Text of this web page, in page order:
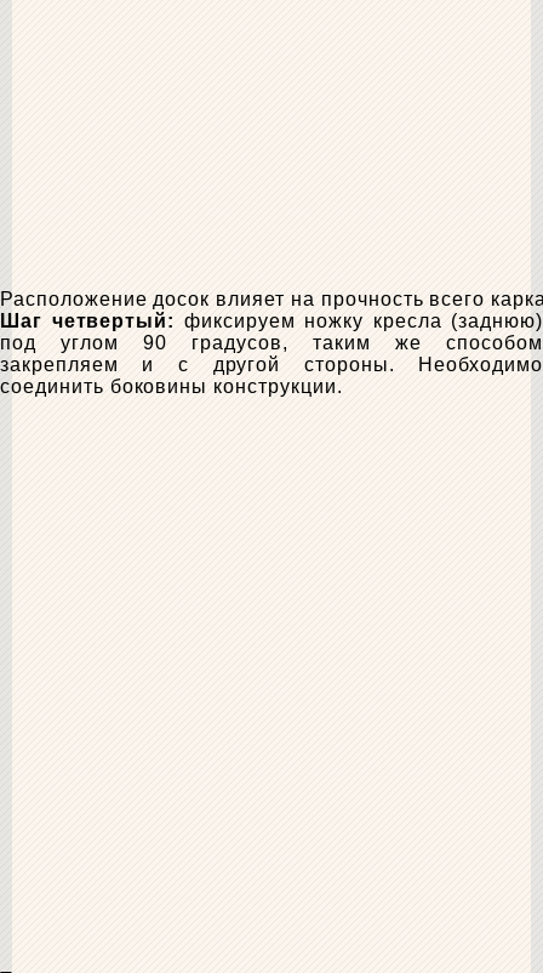
Расположение досок влияет на прочность всего
Шаг четвертый: фиксируем ножку кресла (заднюю)
под углом 90 градусов, таким же способом
закрепляем и с другой стороны. Необходимо
соединить боковины конструкции.